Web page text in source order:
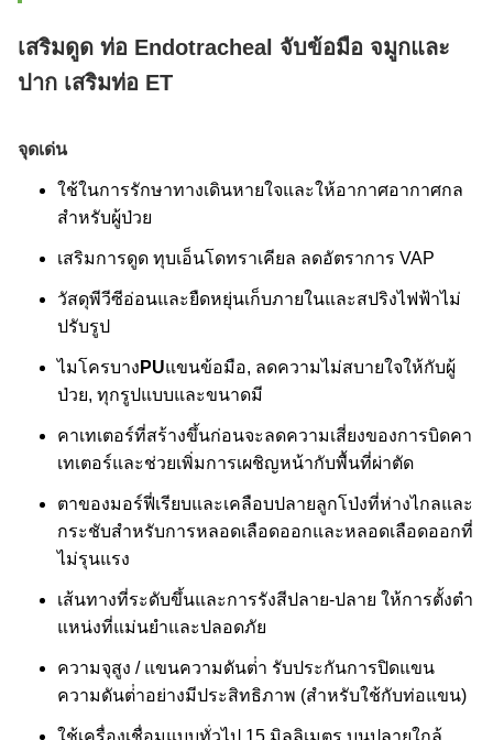
เสริมดูด ท่อ Endotracheal จับข้อมือ จมูกและ
ปาก เสริมท่อ ET
จุดเด่น
ใช้ในการรักษาทางเดินหายใจและให้อากาศอากาศกล
สําหรับผู้ป่วย
เสริมการดูด ทุบเอ็นโดทราเคียล ลดอัตราการ VAP
วัสดุพีวีซีอ่อนและยืดหยุ่นเก็บภายในและสปริงไฟฟ้าไม่
ปรับรูป
ไมโครบาง PUแขนข้อมือ, ลดความไม่สบายใจให้กับผู้
ป่วย, ทุกรูปแบบและขนาดมี
คาเทเตอร์ที่สร้างขึ้นก่อนจะลดความเสี่ยงของการบิดคา
เทเตอร์และช่วยเพิ่มการเผชิญหน้ากับพื้นที่ผ่าตัด
ตาของมอร์ฟี่เรียบและเคลือบปลายลูกโป่งที่ห่างไกลและ
กระชับสําหรับการหลอดเลือดออกและหลอดเลือดออกที่
ไม่รุนแรง
เส้นทางที่ระดับขึ้นและการรังสีปลาย-ปลาย ให้การตั้งตํา
แหน่งที่แม่นยําและปลอดภัย
ความจุสูง / แขนความดันต่ํา รับประกันการปิดแขน
ความดันต่ําอย่างมีประสิทธิภาพ (สําหรับใช้กับท่อแขน)
ใช้เครื่องเชื่อมแบบทั่วไป 15 มิลลิเมตร บนปลายใกล้